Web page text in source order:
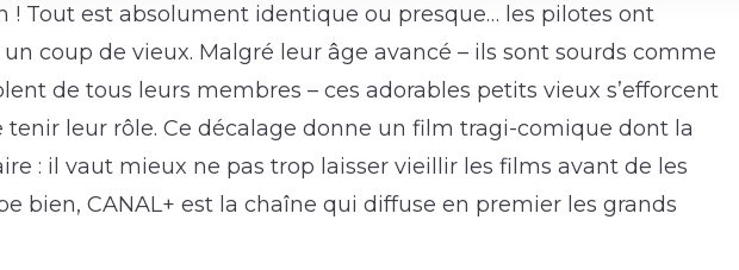
! Tout est absolument identique ou presque… les pilotes ont
coup de vieux. Malgré leur âge avancé – ils sont sourds comme
de tous leurs membres – ces adorables petits vieux s’efforcent
leur rôle. Ce décalage donne un film tragi-comique dont la
: il vaut mieux ne pas trop laisser vieillir les films avant de les
bien, CANAL+ est la chaîne qui diffuse en premier les grands